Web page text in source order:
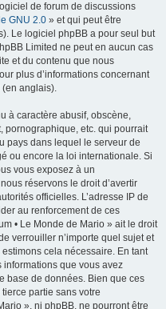
de forum de discussions
GNU 2.0 » et qui peut être
Le logiciel phpBB a pour seul but
Limited ne peut en aucun cas
et du contenu que nous
plus d’informations concernant
(en anglais).
à caractère abusif, obscène,
pornographique, etc. qui pourrait
pays dans lequel le serveur de
ou encore la loi internationale. Si
vous exposez à un
réservons le droit d’avertir
officielles. L’adresse IP de
au renforcement de ces
• Le Monde de Mario » ait le droit
verrouiller n’importe quel sujet et
cela nécessaire. En tant
informations que vous avez
base de données. Bien que ces
partie sans votre
», ni phpBB, ne pourront être